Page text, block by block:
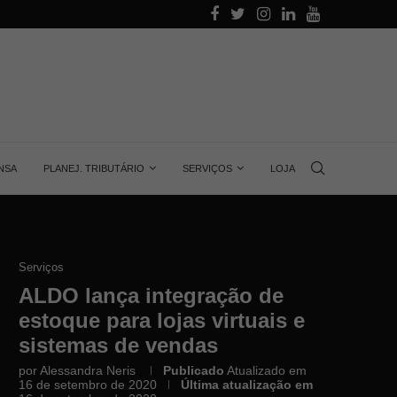
Voltagem no Brasil: por que não existe um...
PLANEJ. TRIBUTÁRIO SERVIÇOS LOJA
Serviços
ALDO lança integração de
estoque para lojas virtuais e
sistemas de vendas
porAlessandra Neris Publicado Atualizado em
16 de setembro de 2020
Última atualização em